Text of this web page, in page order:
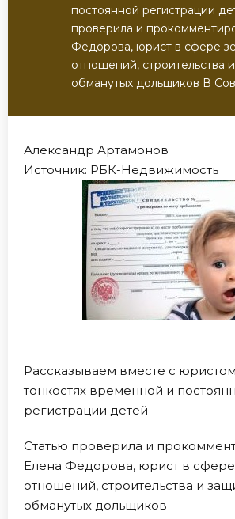
постоянной регистрации
проверила и
Федорова, юрист в сфере
отношений, строительства
обманутых дольщиков В
Александр Артамонов
Источник: РБК-Недвижимость
Рассказываем вместе с
тонкостях временной и
регистрации детей
Статью проверила и
Елена Федорова, юрист в
отношений, строительства и
обманутых дольщиков